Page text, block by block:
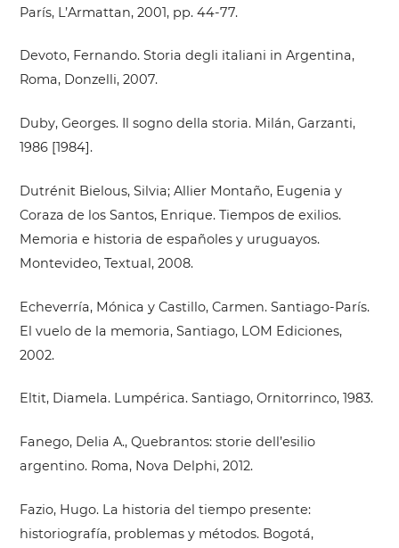
París, L’Armattan, 2001, pp. 44-77.
Devoto, Fernando. Storia degli italiani in Argentina,
Roma, Donzelli, 2007.
Duby, Georges. Il sogno della storia. Milán, Garzanti,
1986 [1984].
Dutrénit Bielous, Silvia; Allier Montaño, Eugenia y
Coraza de los Santos, Enrique. Tiempos de exilios.
Memoria e historia de españoles y uruguayos.
Montevideo, Textual, 2008.
Echeverría, Mónica y Castillo, Carmen. Santiago-París.
El vuelo de la memoria, Santiago, LOM Ediciones,
2002.
Eltit, Diamela. Lumpérica. Santiago, Ornitorrinco, 1983.
Fanego, Delia A., Quebrantos: storie dell’esilio
argentino. Roma, Nova Delphi, 2012.
Fazio, Hugo. La historia del tiempo presente:
historiografía, problemas y métodos. Bogotá,